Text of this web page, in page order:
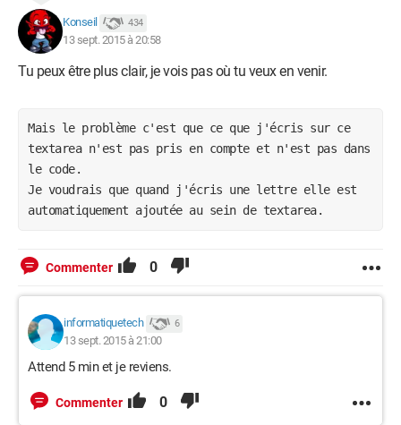
		{
		fenetre=document.getElementById('notepad');
		fenetre.style.display='none';
		}
		{
		fenetre=document.getElementById('notepad');
		if(notepad.style.display =='block')
		{
			notepad.style.display ='none';
		{
		}
	</script>
</head>
<body>
	<div id=notepad>
Konseil 434
13 sept. 2015 à 20:58
Tu peux être plus clair, je vois pas où tu veux en venir.
Mais le problème c'est que ce que j'écris sur ce
textarea n'est pas pris en compte et n'est pas dans
le code.
Je voudrais que quand j'écris une lettre elle est
automatiquement ajoutée au sein de textarea.
Commenter 0
informatiquetech 6
13 sept. 2015 à 21:00
Attend 5 min et je reviens.
Commenter 0